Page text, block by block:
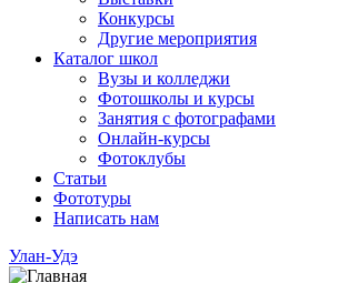
Конкурсы
Другие мероприятия
Каталог школ
Вузы и колледжи
Фотошколы и курсы
Занятия с фотографами
Онлайн-курсы
Фотоклубы
Статьи
Фототуры
Написать нам
Улан-Удэ